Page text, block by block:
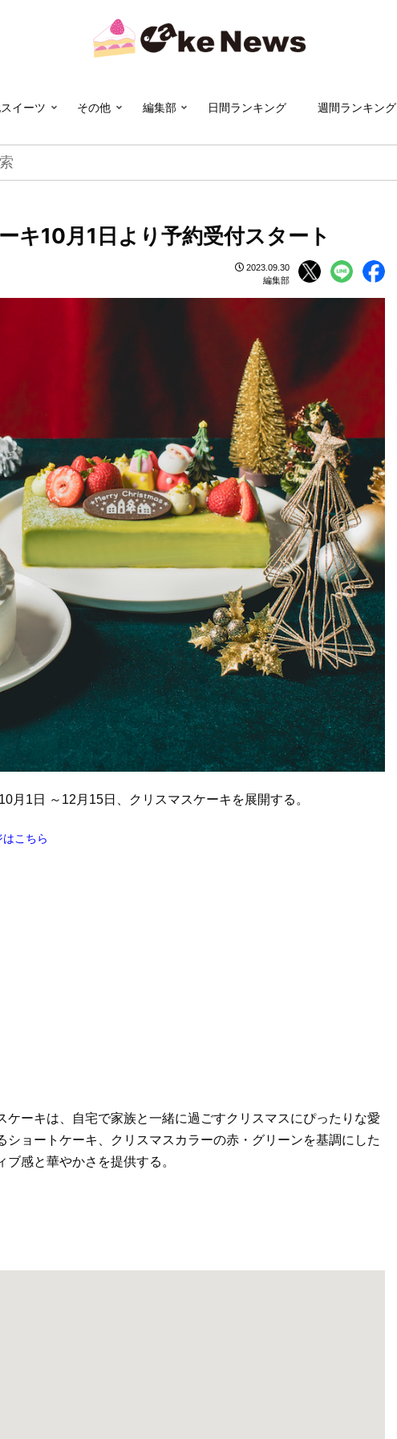
イーツ その他 編集部 日間ランキング 週間ランキング
キ10月1日より予約受付スタート
2023.09.30
編集部
1日 ～12月15日、クリスマスケーキを展開する。
こちら
ーキは、自宅で家族と一緒に過ごすクリスマスにぴったりな愛
ョートケーキ、クリスマスカラーの赤・グリーンを基調にした
感と華やかさを提供する。